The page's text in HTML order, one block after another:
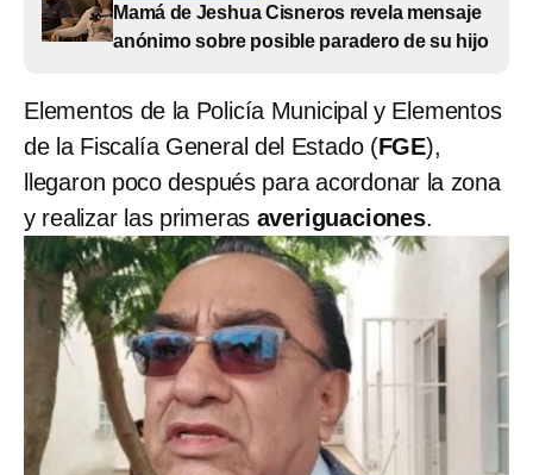
Mamá de Jeshua Cisneros revela mensaje
anónimo sobre posible paradero de su hijo
Elementos de la Policía Municipal y Elementos
de la Fiscalía General del Estado (FGE),
llegaron poco después para acordonar la zona
y realizar las primeras averiguaciones.